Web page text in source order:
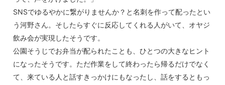
SNSでゆるやかに繋がりませんか？と名刺を作って配ったとい
う河野さん。そしたらすぐに反応してくれる人がいて、オヤジ
飲み会が実現したそうです。
公園そうじでお弁当が配られたことも、ひとつの大きなヒント
になったそうです。ただ作業をして終わったら帰るだけでなく
て、来ている人と話すきっかけにもなったし、話をするともっ